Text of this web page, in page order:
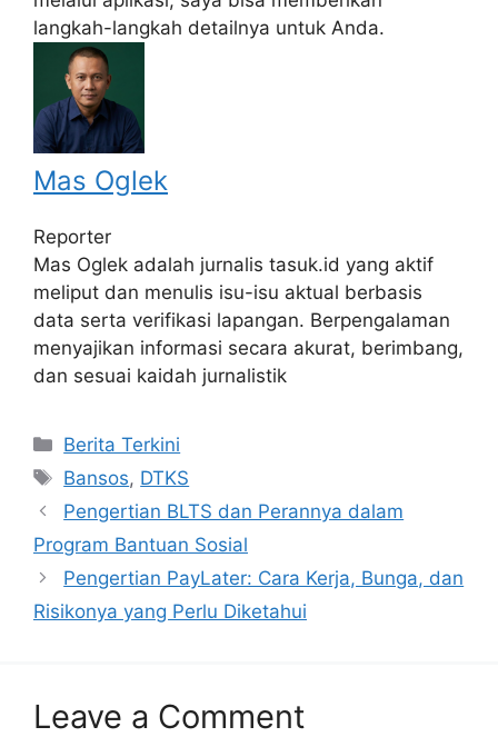
langkah-langkah detailnya untuk Anda.
Mas Oglek
Reporter
Mas Oglek adalah jurnalis tasuk.id yang aktif
meliput dan menulis isu-isu aktual berbasis
data serta verifikasi lapangan. Berpengalaman
menyajikan informasi secara akurat, berimbang,
dan sesuai kaidah jurnalistik
Categories
Berita Terkini
Tags
Bansos, DTKS
Pengertian BLTS dan Perannya dalam
Program Bantuan Sosial
Pengertian PayLater: Cara Kerja, Bunga, dan
Risikonya yang Perlu Diketahui
Leave a Comment